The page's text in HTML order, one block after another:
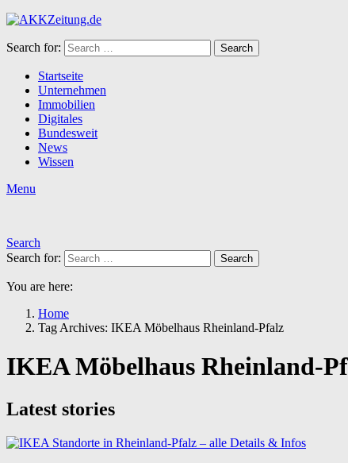
Search for: Search
Startseite
Unternehmen
Immobilien
Digitales
Bundesweit
News
Wissen
Menu
Search
Search for:
Search
You are here:
Home
Tag Archives: IKEA Möbelhaus Rheinland-Pfalz
IKEA Möbelhaus Rheinland-
Latest stories